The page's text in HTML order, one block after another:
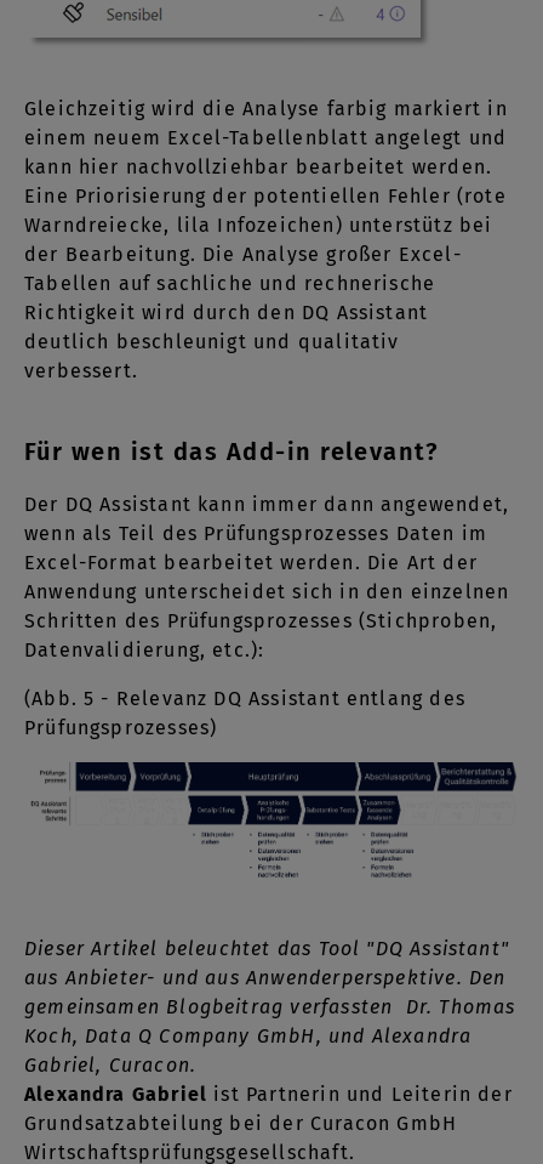
Gleichzeitig wird die Analyse farbig markiert in
einem neuem Excel-Tabellenblatt angelegt und
kann hier nachvollziehbar bearbeitet werden.
Eine Priorisierung der potentiellen Fehler (rote
Warndreiecke, lila Infozeichen) unterstütz bei
der Bearbeitung. Die Analyse großer Excel-
Tabellen auf sachliche und rechnerische
Richtigkeit wird durch den DQ Assistant
deutlich beschleunigt und qualitativ
verbessert.
Für wen ist das Add-in relevant?
Der DQ Assistant kann immer dann angewendet,
wenn als Teil des Prüfungsprozesses Daten im
Excel-Format bearbeitet werden. Die Art der
Anwendung unterscheidet sich in den einzelnen
Schritten des Prüfungsprozesses (Stichproben,
Datenvalidierung, etc.):
(Abb. 5 - Relevanz DQ Assistant entlang des
Prüfungsprozesses)
Dieser Artikel beleuchtet das Tool "DQ Assistant"
aus Anbieter- und aus Anwenderperspektive. Den
gemeinsamen Blogbeitrag verfassten Dr. Thomas
Koch, Data Q Company GmbH, und Alexandra
Gabriel, Curacon.
Alexandra Gabriel ist Partnerin und Leiterin der
Grundsatzabteilung bei der Curacon GmbH
Wirtschaftsprüfungsgesellschaft.